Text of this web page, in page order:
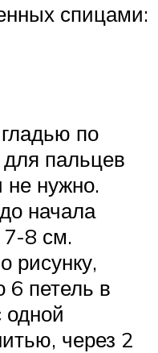
спицами:
по
для пальцев
не нужно.
начала
7-8 см.
рисунку,
6 петель в
одной
через 2